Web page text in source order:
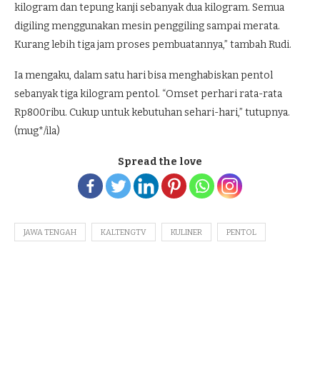
kilogram dan tepung kanji sebanyak dua kilogram. Semua
digiling menggunakan mesin penggiling sampai merata.
Kurang lebih tiga jam proses pembuatannya,” tambah Rudi.
Ia mengaku, dalam satu hari bisa menghabiskan pentol
sebanyak tiga kilogram pentol. “Omset perhari rata-rata
Rp800ribu. Cukup untuk kebutuhan sehari-hari,” tutupnya.
(mug*/ila)
Spread the love
JAWA TENGAH KALTENGTV KULINER PENTOL